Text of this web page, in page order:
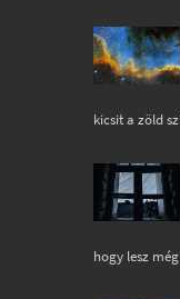
kicsit a zöld
hogy lesz